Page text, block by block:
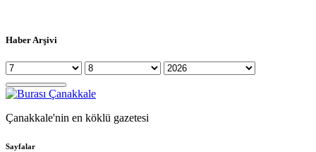
Haber Arşivi
Çanakkale'nin en köklü gazetesi
Sayfalar